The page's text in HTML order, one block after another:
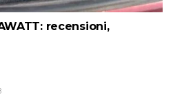
recensioni,